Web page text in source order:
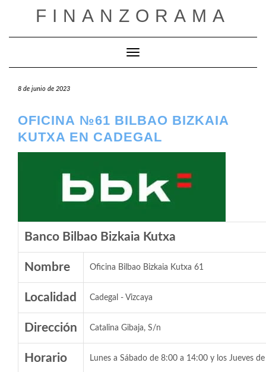
FINANZORAMA
Cambiar modo de navegación
8 de junio de 2023
OFICINA №61 BILBAO BIZKAIA
KUTXA EN CADEGAL
Banco Bilbao Bizkaia Kutxa
Nombre Oficina Bilbao Bizkaia Kutxa 61
Localidad Cadegal - Vizcaya
Dirección Catalina Gibaja, S/n
Horario Lunes a Sábado de 8:00 a 14:00 y los Jueves